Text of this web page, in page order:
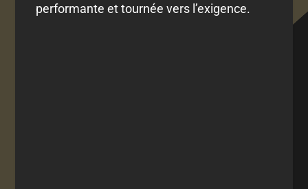
performante et tournée vers l’exigence.